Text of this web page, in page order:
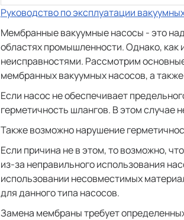
Руководство по эксплуатации
Мембранные вакуумные насосы - это
областях промышленности. Однако, как
неисправностями. Рассмотрим
мембранных вакуумных насосов, а
Если насос не обеспечивает
герметичность шлангов. В этом случае
Также возможно нарушение
Если причина не в этом, то возможно,
из-за неправильного использования
использовании несовместимых
для данного типа насосов.
Замена мембраны требует